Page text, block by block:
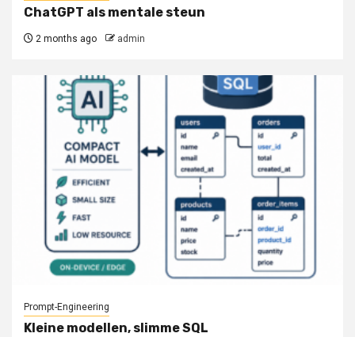
ChatGPT als mentale steun
2 months ago admin
Prompt-Engineering
Kleine modellen, slimme SQL